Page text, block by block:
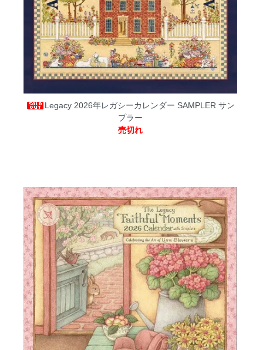
Legacy 2026年レガシーカレンダー SAMPLER サン
プラー
売切れ